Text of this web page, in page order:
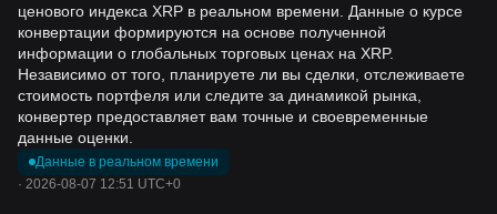
ценового индекса XRP в реальном времени. Данные о курсе
конвертации формируются на основе полученной
информации о глобальных торговых ценах на XRP.
Независимо от того, планируете ли вы сделки, отслеживаете
стоимость портфеля или следите за динамикой рынка,
конвертер предоставляет вам точные и своевременные
данные оценки.
Данные в реальном времени
· 2026-08-07 12:51 UTC+0